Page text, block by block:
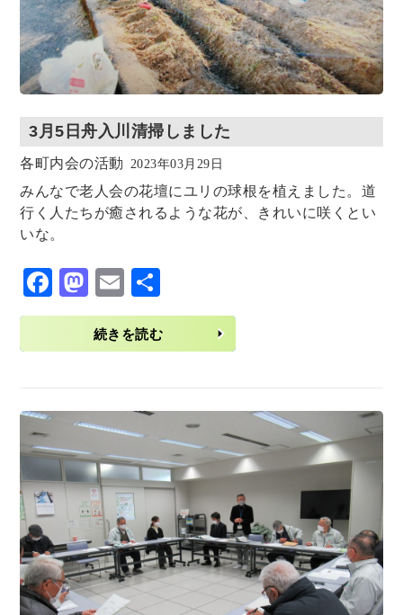
3月5日舟入川清掃しました
各町内会の活動 2023年03月29日
みんなで老人会の花壇にユリの球根を植えました。道
行く人たちが癒されるような花が、きれいに咲くとい
いな。
F
ac
M
as
to
n
E
m
ai
有
続きを読む